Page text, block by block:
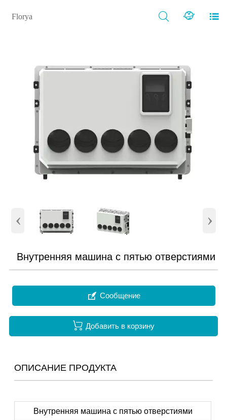
Florya   
‹ ›
Внутренняя машина с пятью отверстиями
 Сообщение
 Добавить в корзину
ОПИСАНИЕ ПРОДУКТА
Внутренняя машина с пятью отверстиями